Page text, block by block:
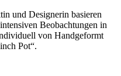
und Designerin basieren
Beobachtungen in
von Handgeformt
Pot“.